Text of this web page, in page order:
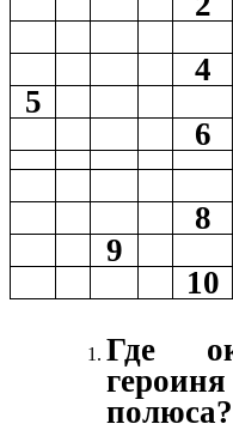
4
5
6
8
9
10
Где
полюса?